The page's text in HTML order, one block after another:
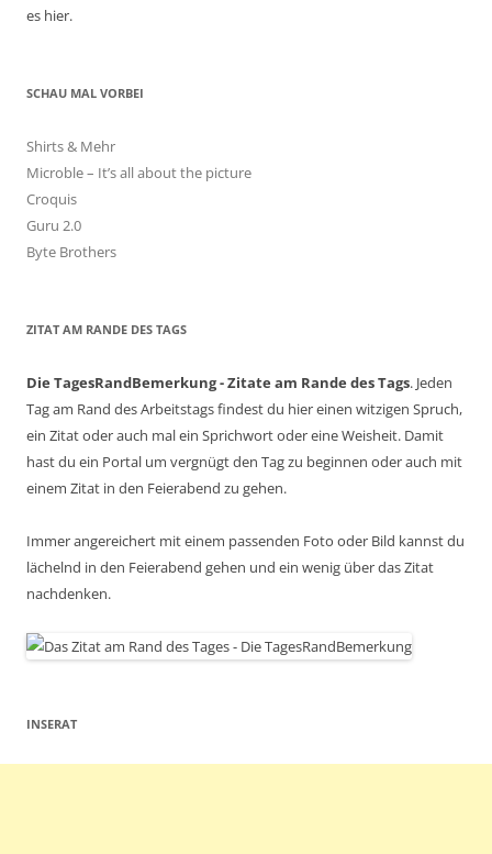
es hier.
SCHAU MAL VORBEI
Shirts & Mehr
Microble – It’s all about the picture
Croquis
Guru 2.0
Byte Brothers
ZITAT AM RANDE DES TAGS
Die TagesRandBemerkung - Zitate am Rande des Tags. Jeden
Tag am Rand des Arbeitstags findest du hier einen witzigen Spruch,
ein Zitat oder auch mal ein Sprichwort oder eine Weisheit. Damit
hast du ein Portal um vergnügt den Tag zu beginnen oder auch mit
einem Zitat in den Feierabend zu gehen.
Immer angereichert mit einem passenden Foto oder Bild kannst du
lächelnd in den Feierabend gehen und ein wenig über das Zitat
nachdenken.
INSERAT